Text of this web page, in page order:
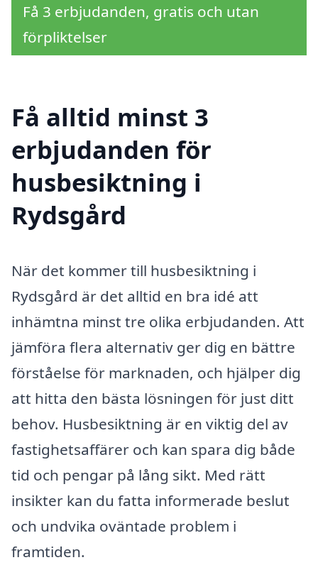
Få 3 erbjudanden, gratis och utan
förpliktelser
Få alltid minst 3
erbjudanden för
husbesiktning i
Rydsgård
När det kommer till husbesiktning i
Rydsgård är det alltid en bra idé att
inhämtna minst tre olika erbjudanden. Att
jämföra flera alternativ ger dig en bättre
förståelse för marknaden, och hjälper dig
att hitta den bästa lösningen för just ditt
behov. Husbesiktning är en viktig del av
fastighetsaffärer och kan spara dig både
tid och pengar på lång sikt. Med rätt
insikter kan du fatta informerade beslut
och undvika oväntade problem i
framtiden.